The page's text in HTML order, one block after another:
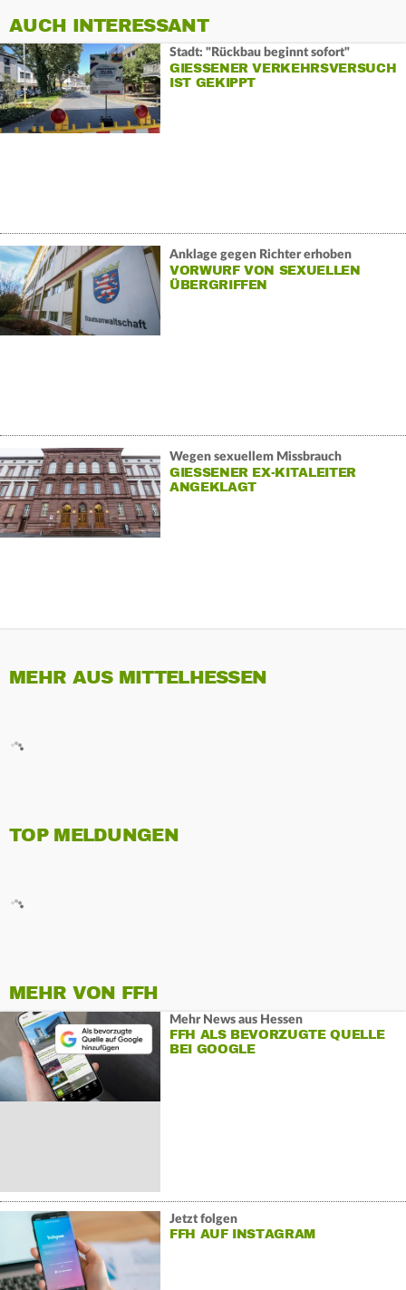
AUCH INTERESSANT
Stadt: "Rückbau beginnt sofort"
GIESSENER VERKEHRSVERSUCH I
ST GEKIPPT
Anklage gegen Richter erhoben
VORWURF VON SEXUELLEN
ÜBERGRIFFEN
Wegen sexuellem Missbrauch
GIESSENER EX-KITALEITER A
NGEKLAGT
MEHR AUS MITTELHESSEN
TOP MELDUNGEN
MEHR VON FFH
Mehr News aus Hessen
FFH ALS BEVORZUGTE QUELLE
BEI GOOGLE
Jetzt folgen
FFH AUF INSTAGRAM